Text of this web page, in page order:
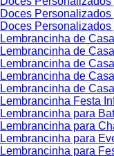
Doces
Doces
Lembrancinha de
Lembrancinha de
Lembrancinha de
Lembrancinha de
Lembrancinha de
Lembrancinha Festa
Lembrancinha para
Lembrancinha para
Lembrancinha para
Lembrancinha para